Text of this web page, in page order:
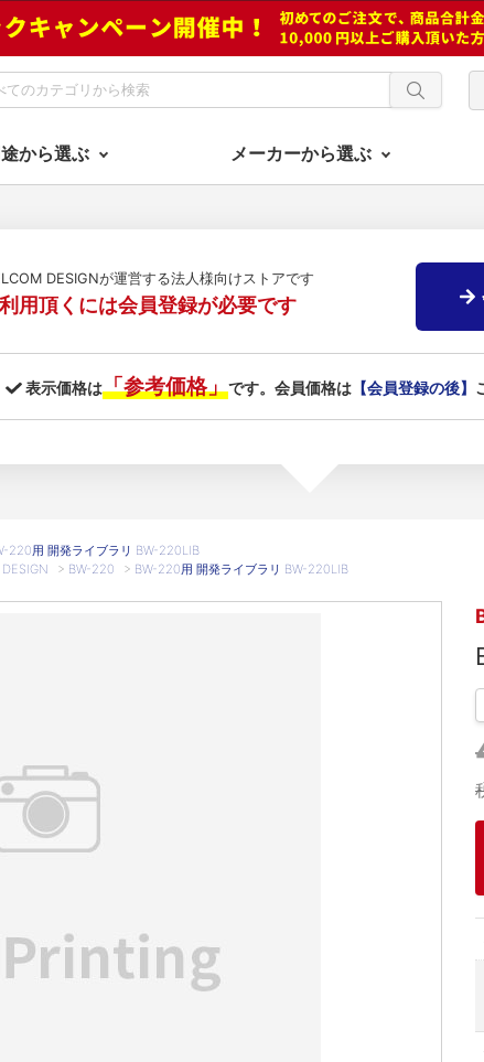
から選ぶ メーカーから選ぶ
DESIGNが運営する法人様向けストアです
用頂くには会員登録が必要です
表示価格は「参考価格」です。会員価格は【会員登録の後】
220用 開発ライブラリ BW-220LIB
> BW-220 > BW-220用 開発ライブラリ BW-220LIB